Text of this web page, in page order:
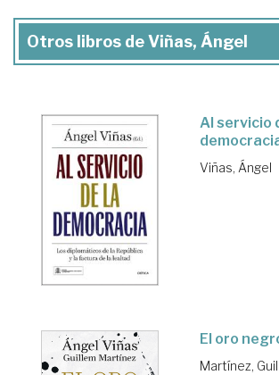
Otros libros de Viñas, Ángel
Al servicio
Viñas, Ángel
El oro
Martínez,